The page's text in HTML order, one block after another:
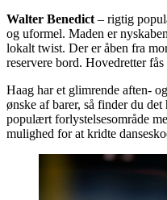
Walter Benedict – rigtig
og uformel. Maden er
lokalt twist. Der er åben fra
reservere bord. Hovedretter
Haag har et glimrende aften-
ønske af barer, så finder du
populært forlystelsesområde
mulighed for at kridte